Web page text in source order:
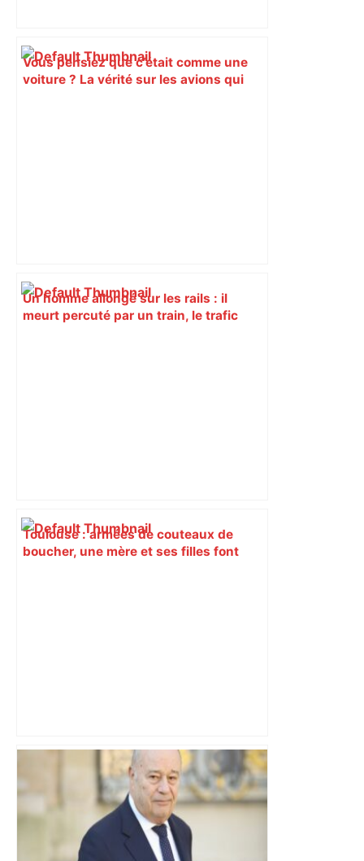
Vous pensiez que c’était comme une
voiture ? La vérité sur les avions qui
Un homme allongé sur les rails : il
meurt percuté par un train, le trafic
Toulouse : armées de couteaux de
boucher, une mère et ses filles font
Le groupe nantais – FC Nantes